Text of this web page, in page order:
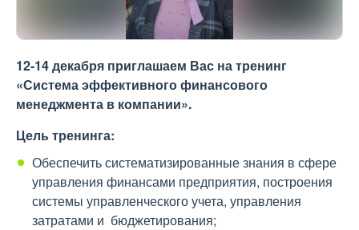
12-14 декабря приглашаем Вас на тренинг
«Система эффективного финансового
менеджмента в компании».
Цель тренинга:
Обеспечить систематизированные знания в сфере
управления финансами предприятия, построения
системы управленческого учета, управления
затратами и бюджетирования;